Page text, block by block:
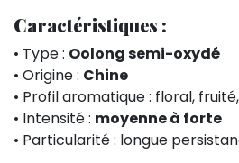
Caractéristiques :
• Type : Oolong semi-oxydé
• Origine : Chine
• Profil aromatique : floral,
• Intensité : moyenne à forte
• Particularité : longue